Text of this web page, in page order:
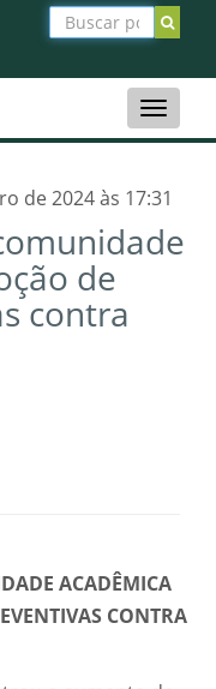
Toggle
de 2024 às 17:31
de
contra
ACADÊMICA
CONTRA